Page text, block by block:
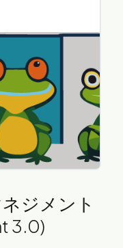
入するのは怖い
この場で試して
い手法、お待ち
えりに興味があ
かえりに興味が
たい人 * ふりか
ジメント
3.0)